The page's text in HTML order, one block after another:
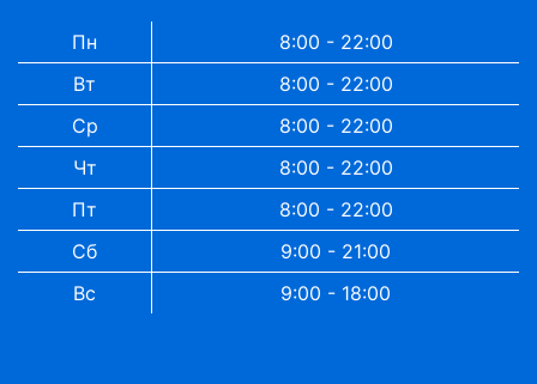
Пн
8:00 - 22:00
Вт
8:00 - 22:00
Ср
8:00 - 22:00
Чт
8:00 - 22:00
Пт
8:00 - 22:00
Сб
9:00 - 21:00
Вс
9:00 - 18:00